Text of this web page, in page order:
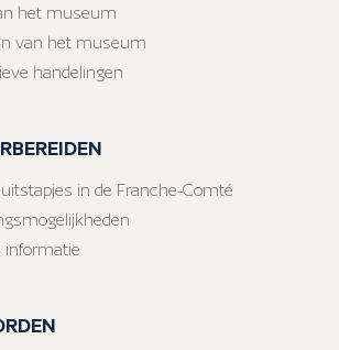
het museum
van het museum
handelingen
in de Franche-Comté
informatie